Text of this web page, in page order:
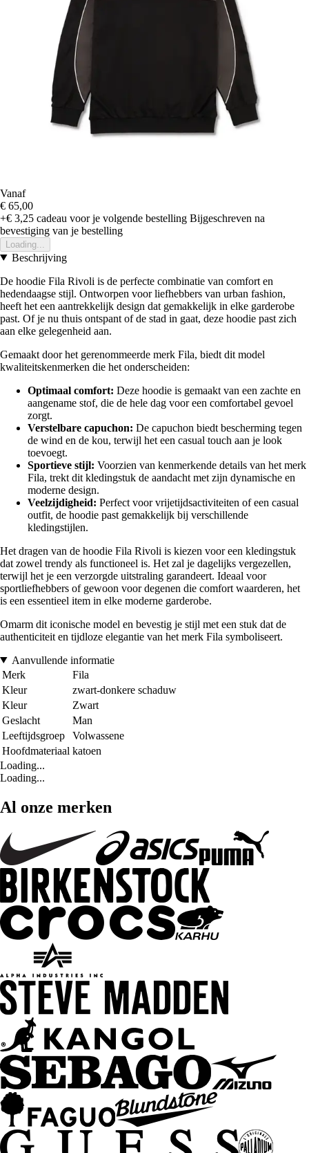
Vanaf
€ 65,00
+€ 3,25 cadeau voor je volgende bestelling Bijgeschreven na
bevestiging van je bestelling
Loading...
Beschrijving
De hoodie Fila Rivoli is de perfecte combinatie van comfort en
hedendaagse stijl. Ontworpen voor liefhebbers van urban fashion,
heeft het een aantrekkelijk design dat gemakkelijk in elke garderobe
past. Of je nu thuis ontspant of de stad in gaat, deze hoodie past zich
aan elke gelegenheid aan.
Gemaakt door het gerenommeerde merk Fila, biedt dit model
kwaliteitskenmerken die het onderscheiden:
Optimaal comfort: Deze hoodie is gemaakt van een zachte en
aangename stof, die de hele dag voor een comfortabel gevoel
zorgt.
Verstelbare capuchon: De capuchon biedt bescherming tegen
de wind en de kou, terwijl het een casual touch aan je look
toevoegt.
Sportieve stijl: Voorzien van kenmerkende details van het merk
Fila, trekt dit kledingstuk de aandacht met zijn dynamische en
moderne design.
Veelzijdigheid: Perfect voor vrijetijdsactiviteiten of een casual
outfit, de hoodie past gemakkelijk bij verschillende
kledingstijlen.
Het dragen van de hoodie Fila Rivoli is kiezen voor een kledingstuk
dat zowel trendy als functioneel is. Het zal je dagelijks vergezellen,
terwijl het je een verzorgde uitstraling garandeert. Ideaal voor
sportliefhebbers of gewoon voor degenen die comfort waarderen, het
is een essentieel item in elke moderne garderobe.
Omarm dit iconische model en bevestig je stijl met een stuk dat de
authenticiteit en tijdloze elegantie van het merk Fila symboliseert.
Aanvullende informatie
Merk
Fila
Kleur
zwart-donkere schaduw
Kleur
Zwart
Geslacht
Man
Leeftijdsgroep
Volwassene
Hoofdmateriaal katoen
Loading...
Loading...
Al onze merken